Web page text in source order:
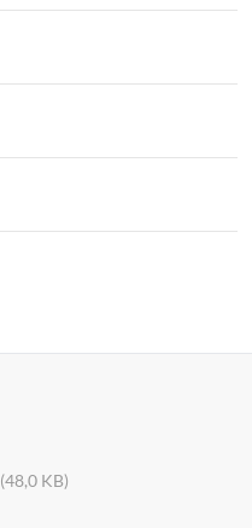
(48,0 KB)